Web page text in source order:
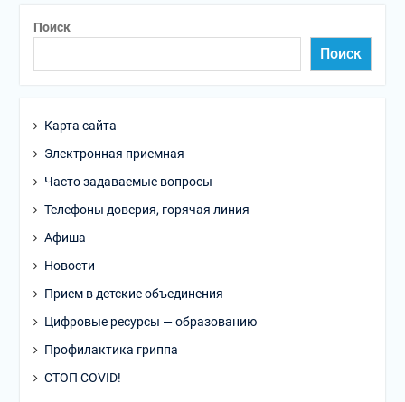
Поиск
Поиск
Карта сайта
Электронная приемная
Часто задаваемые вопросы
Телефоны доверия, горячая линия
Афиша
Новости
Прием в детские объединения
Цифровые ресурсы — образованию
Профилактика гриппа
СТОП COVID!